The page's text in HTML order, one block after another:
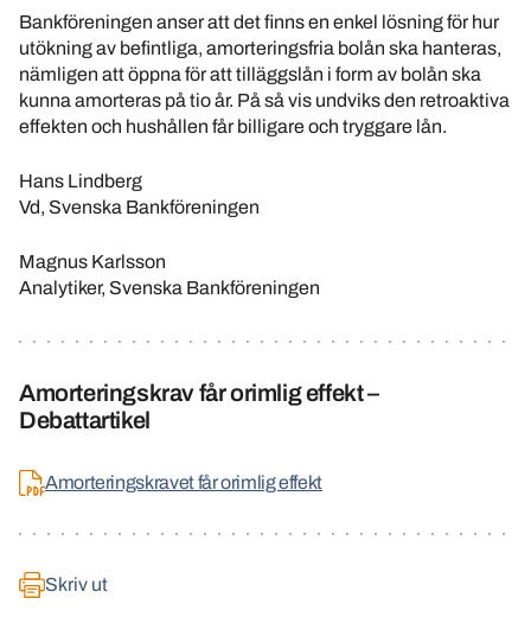
Bankföreningen anser att det finns en enkel lösning för hur
utökning av befintliga, amorteringsfria bolån ska hanteras,
nämligen att öppna för att tilläggslån i form av bolån ska
kunna amorteras på tio år. På så vis undviks den retroaktiva
effekten och hushållen får billigare och tryggare lån.
Hans Lindberg
Vd, Svenska Bankföreningen
Magnus Karlsson
Analytiker, Svenska Bankföreningen
Amorteringskrav får orimlig effekt –
Debattartikel
Amorteringskravet får orimlig effekt
Skriv ut